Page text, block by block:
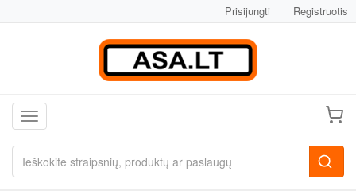
Prisijungti Registruotis
Toggle navigation